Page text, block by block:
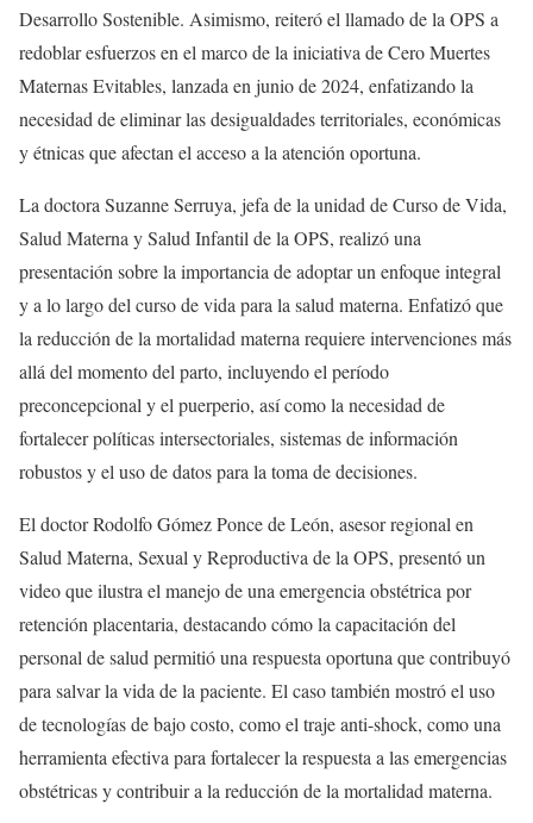
Desarrollo Sostenible. Asimismo, reiteró el llamado de la OPS a
redoblar esfuerzos en el marco de la iniciativa de Cero Muertes
Maternas Evitables, lanzada en junio de 2024, enfatizando la
necesidad de eliminar las desigualdades territoriales, económicas
y étnicas que afectan el acceso a la atención oportuna.
La doctora Suzanne Serruya, jefa de la unidad de Curso de Vida,
Salud Materna y Salud Infantil de la OPS, realizó una
presentación sobre la importancia de adoptar un enfoque integral
y a lo largo del curso de vida para la salud materna. Enfatizó que
la reducción de la mortalidad materna requiere intervenciones más
allá del momento del parto, incluyendo el período
preconcepcional y el puerperio, así como la necesidad de
fortalecer políticas intersectoriales, sistemas de información
robustos y el uso de datos para la toma de decisiones.
El doctor Rodolfo Gómez Ponce de León, asesor regional en
Salud Materna, Sexual y Reproductiva de la OPS, presentó un
video que ilustra el manejo de una emergencia obstétrica por
retención placentaria, destacando cómo la capacitación del
personal de salud permitió una respuesta oportuna que contribuyó
para salvar la vida de la paciente. El caso también mostró el uso
de tecnologías de bajo costo, como el traje anti-shock, como una
herramienta efectiva para fortalecer la respuesta a las emergencias
obstétricas y contribuir a la reducción de la mortalidad materna.